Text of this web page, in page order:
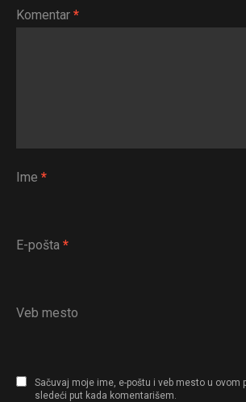
Komentar *
Ime *
E-pošta *
Veb mesto
Sačuvaj moje ime, e-poštu i veb mesto u ovom
sledeći put kada komentarišem.